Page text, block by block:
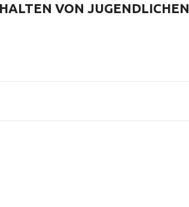
VON JUGENDLICHEN